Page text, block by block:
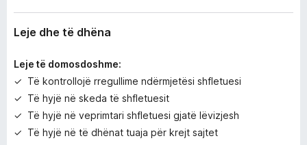
s
i
e
Leje dhe të dhëna
Leje të domosdoshme:
Të kontrollojë rregullime ndërmjetësi shfletuesi
Të hyjë në skeda të shfletuesit
Të hyjë në veprimtari shfletuesi gjatë lëvizjesh
Të hyjë në të dhënat tuaja për krejt sajtet